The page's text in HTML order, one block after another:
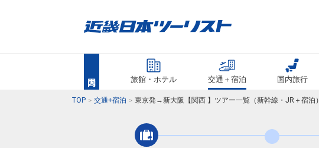
旅館・ホテル 交通＋宿泊 国内旅行
TOP 交通+宿泊 東京発→新大阪【関西 】ツアー一覧（新幹線・JR＋宿泊）